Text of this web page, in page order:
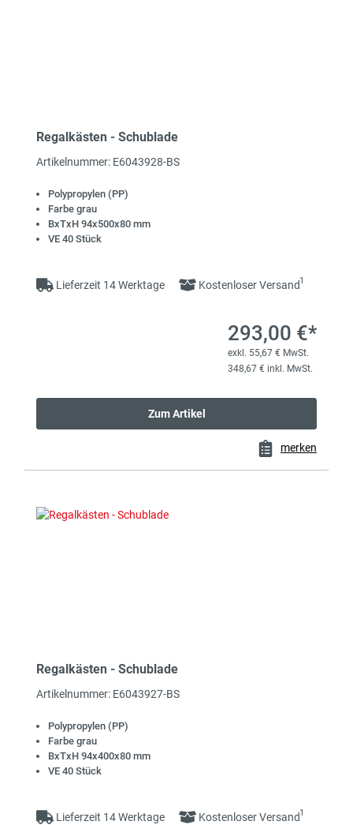
Regalkästen - Schublade
Artikelnummer: E6043928-BS
Polypropylen (PP)
Farbe grau
BxTxH 94x500x80 mm
VE 40 Stück
Lieferzeit 14 Werktage Kostenloser Versand1
293,00 €*
exkl. 55,67 € MwSt.
348,67 € inkl. MwSt.
Zum Artikel
merken
Regalkästen - Schublade
Artikelnummer: E6043927-BS
Polypropylen (PP)
Farbe grau
BxTxH 94x400x80 mm
VE 40 Stück
Lieferzeit 14 Werktage Kostenloser Versand1